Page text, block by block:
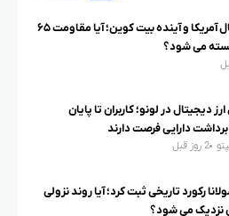
گزارش اشتغال آمریکا و آینده بیت کوین؛ آیا مقاومت ۶۵
می شود؟
دیجیتال در لونو؛ کاربران تا پایان
دارایی فرصت دارند
2 روز قبل
رکورد تاریخی ثبت کرد؛ آیا روند نزولی